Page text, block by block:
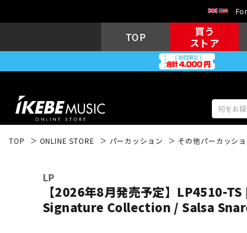
TOP
買う
ストア
TOP ONLINE STORE パーカッション その他パーカッシ
LP
【2026年8月発売予定】LP4510-
Signature Collection / Salsa